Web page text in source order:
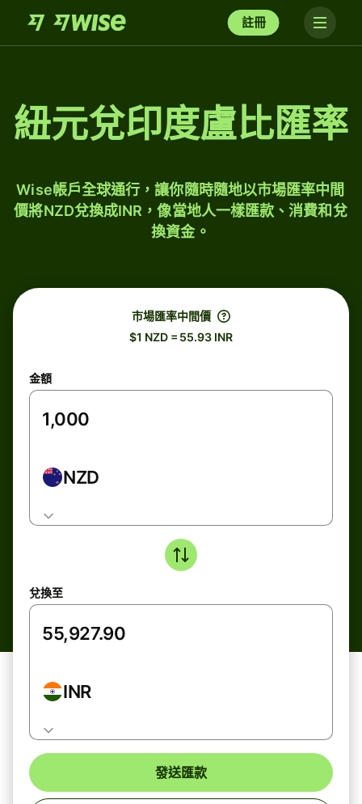
註冊
紐元兌印度盧比匯率
Wise帳戶全球通行，讓你隨時隨地以市場匯率中間
價將NZD兌換成INR，像當地人一樣匯款、消費和兌
換資金。
市場匯率中間價
$1 NZD = 55.93 INR
金額
NZD
兌換至
INR
發送匯款